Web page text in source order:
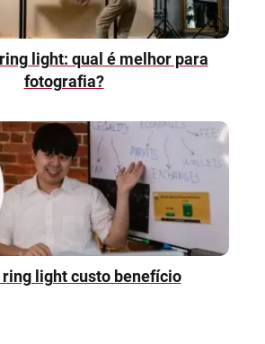
light: qual é melhor para
fotografia?
light custo benefício